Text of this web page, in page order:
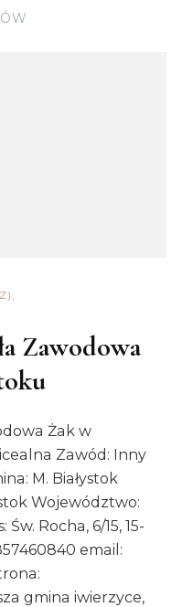
Zawodowa
Żak w
Zawód: Inny
M. Białystok
Województwo:
Rocha, 6/15, 15-
email:
gmina iwierzyce,